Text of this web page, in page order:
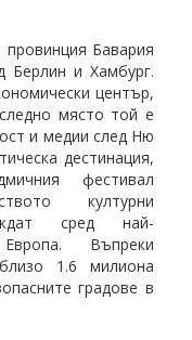
Бавария
Берлин и Хамбург.
център,
място той е
и медии след Ню
дестинация,
фестивал
културни
сред най-
Въпреки
1.6 милиона
градове в